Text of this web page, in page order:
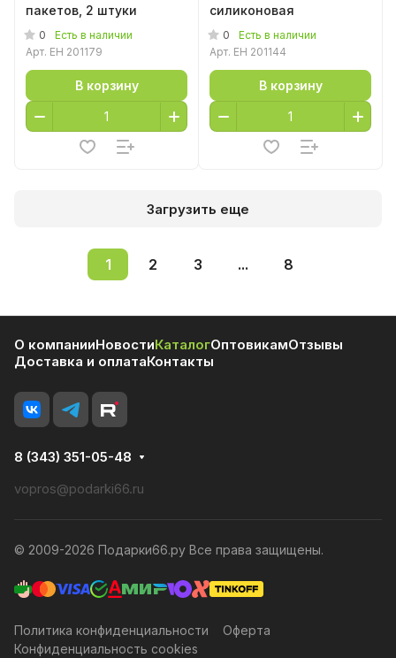
пакетов, 2 штуки
0
Есть в наличии
Арт. EH 201179
В корзину
силиконовая
0
Есть в наличии
Арт. EH 201144
В корзину
Загрузить еще
1 2 3 ... 8
О компанииНовостиКаталогОптовикамОтзывы
Доставка и оплатаКонтакты
8 (343) 351-05-48
vopros@podarki66.ru
© 2009-2026 Подарки66.ру Все права защищены.
Политика конфиденциальности
Конфиденциальность cookies
Оферта